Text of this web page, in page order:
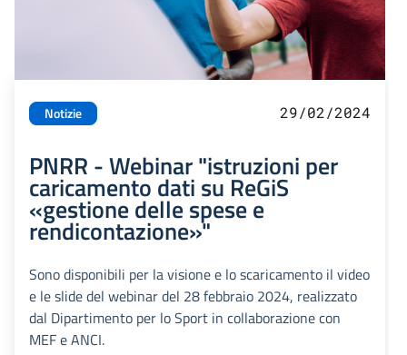
Notizie 29/02/2024
PNRR - Webinar "istruzioni per
caricamento dati su ReGiS
«gestione delle spese e
rendicontazione»"
Sono disponibili per la visione e lo scaricamento il video
e le slide del webinar del 28 febbraio 2024, realizzato
dal Dipartimento per lo Sport in collaborazione con
MEF e ANCI.